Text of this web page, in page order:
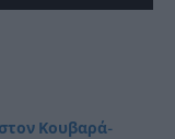
Κουβαρά-